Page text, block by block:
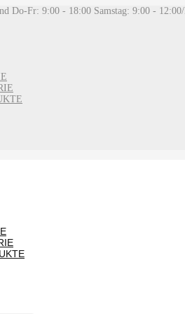
Do-Fr: 9:00 - 18:00 Samstag: 9:00 - 12:00/